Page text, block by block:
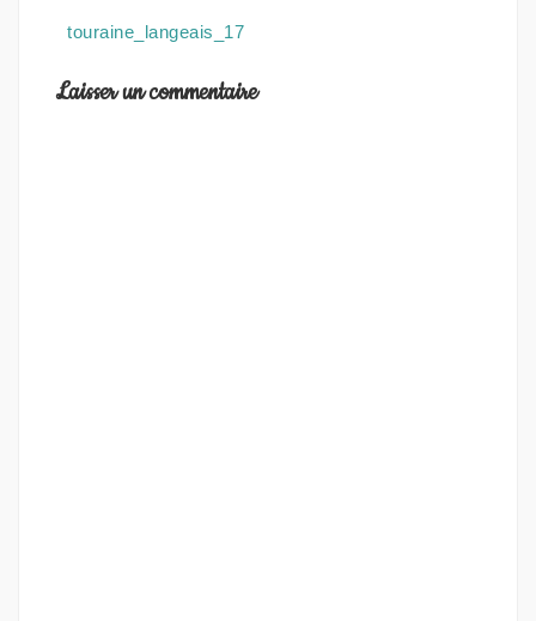
Navigation
l’article
touraine_langeais_17
Laisser un commentaire